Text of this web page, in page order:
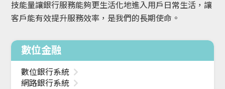
技能量讓銀行服務能夠更生活化地進入用戶日常生活，讓
客戶能有效提升服務效率，是我們的長期使命。
數位金融
數位銀行系統
網路銀行系統